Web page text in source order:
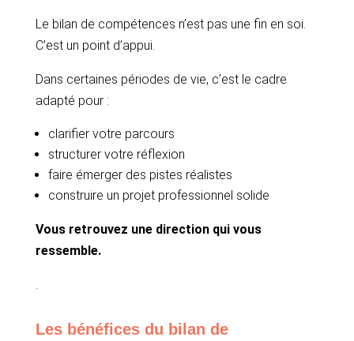
Le bilan de compétences n’est pas une fin en soi.
C’est un point d’appui.
Dans certaines périodes de vie, c’est le cadre
adapté pour :
clarifier votre parcours
structurer votre réflexion
faire émerger des pistes réalistes
construire un projet professionnel solide
Vous retrouvez une direction qui vous
ressemble.
.
Les bénéfices du bilan de